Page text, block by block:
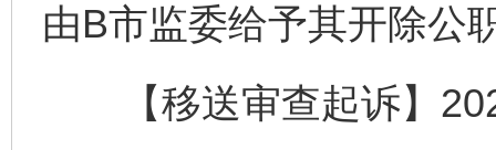
由B市监委给予其开除公
【移送审查起诉】